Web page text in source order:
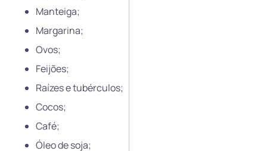
Manteiga;
Margarina;
Ovos;
Feijões;
Raízes e tubérculos;
Cocos;
Café;
Óleo de soja;